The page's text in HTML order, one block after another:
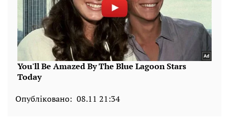
Опубліковано: 08.11 21:34